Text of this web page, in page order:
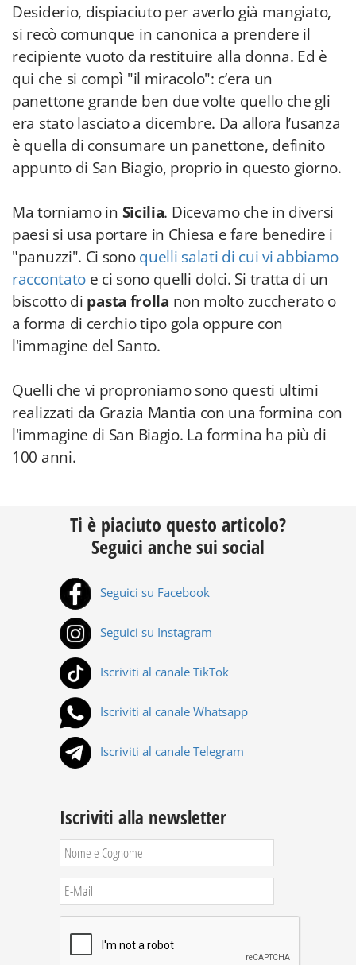
Desiderio, dispiaciuto per averlo già mangiato,
si recò comunque in canonica a prendere il
recipiente vuoto da restituire alla donna. Ed è
qui che si compì "il miracolo": c’era un
panettone grande ben due volte quello che gli
era stato lasciato a dicembre. Da allora l’usanza
è quella di consumare un panettone, definito
appunto di San Biagio, proprio in questo giorno.
Ma torniamo in Sicilia. Dicevamo che in diversi
paesi si usa portare in Chiesa e fare benedire i
"panuzzi". Ci sonoquelli salati di cui vi abbiamo
raccontato e ci sono quelli dolci. Si tratta di un
biscotto di pasta frolla non molto zuccherato o
a forma di cerchio tipo gola oppure con
l'immagine del Santo.
Quelli che vi proproniamo sono questi ultimi
realizzati da Grazia Mantia con una formina con
l'immagine di San Biagio. La formina ha più di
100 anni.
Ti è piaciuto questo articolo?
Seguici anche sui social
Seguici su Facebook
Seguici su Instagram
Iscriviti al canale TikTok
Iscriviti al canale Whatsapp
Iscriviti al canale Telegram
Iscriviti alla newsletter